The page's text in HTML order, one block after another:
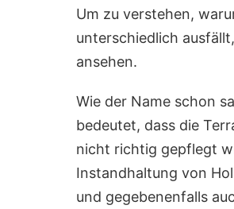
Um zu verstehen,
unterschiedlich
ansehen.
Wie der Name schon
bedeutet, dass die
nicht richtig gepflegt
Instandhaltung von
und gegebenenfalls